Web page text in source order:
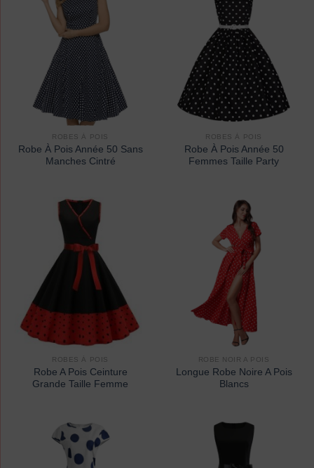
ROBES À POIS
Robe À Pois Année 50 Sans
Manches Cintré
ROBES À POIS
Robe À Pois Année 50
Femmes Taille Party
ROBES À POIS
Robe A Pois Ceinture
Grande Taille Femme
ROBE NOIR A POIS
Longue Robe Noire A Pois
Blancs